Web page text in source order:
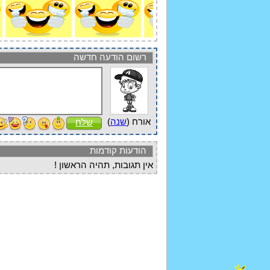
רשום הודעה חדשה
אורח (שנה) שלח
הודעות קודמות
אין תגובות, תהיה הראשון !